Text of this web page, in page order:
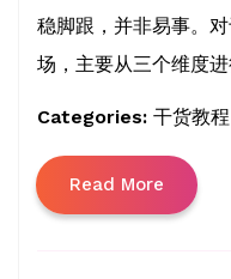
稳脚跟，并非易事。
场，主要从三个维度进
Categories: 干货教程
Read More